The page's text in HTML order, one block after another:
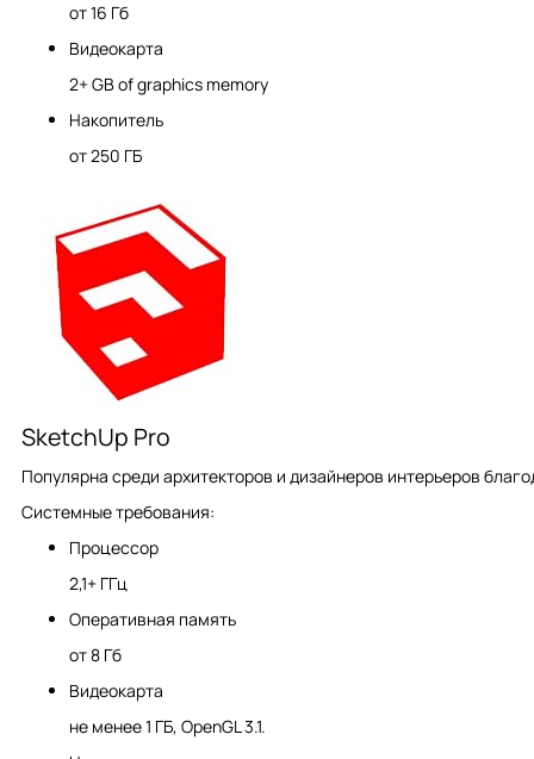
от 16 Гб
Видеокарта
2+ GB of graphics memory
Накопитель
от 250 ГБ
SketchUp Pro
Популярна среди архитекторов и дизайнеров интерьеров
Системные требования:
Процессор
2,1+ ГГц
Оперативная память
от 8 Гб
Видеокарта
не менее 1 ГБ, OpenGL 3.1.